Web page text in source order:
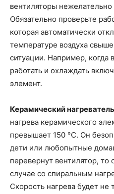
вентиляторы нежелательно
Обязательно проверьте
которая автоматически
температуре воздуха
ситуации. Например, когда
работать и охлаждать
элемент.
Керамический
нагрева керамического
превышает 150 °C. Он
дети или любопытные
перевернут вентилятор, то
случае со спиральным
Скорость нагрева будет не